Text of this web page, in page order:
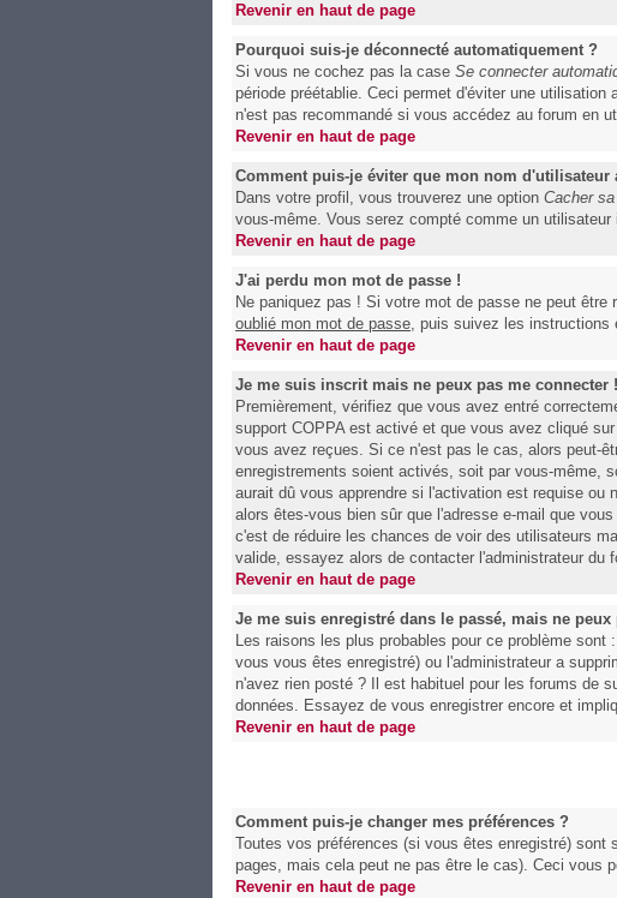
Revenir en haut de page
Pourquoi suis-je déconnecté automatiquement ?
Si vous ne cochez pas la case Se connecter
période préétablie. Ceci permet d'éviter une
n'est pas recommandé si vous accédez au forum en
Revenir en haut de page
Comment puis-je éviter que mon nom
Dans votre profil, vous trouverez une option Cacher
vous-même. Vous serez compté comme un utilisateur
Revenir en haut de page
J'ai perdu mon mot de passe !
Ne paniquez pas ! Si votre mot de passe ne peut
oublié mon mot de passe, puis suivez les instructions
Revenir en haut de page
Je me suis inscrit mais ne peux pas me connecter !
Premièrement, vérifiez que vous avez entré
support COPPA est activé et que vous avez cliqué
vous avez reçues. Si ce n'est pas le cas, alors peut-
enregistrements soient activés, soit par vous-même,
aurait dû vous apprendre si l'activation est requise
alors êtes-vous bien sûr que l'adresse e-mail que
c'est de réduire les chances de voir des utilisateurs
valide, essayez alors de contacter l'administrateur du
Revenir en haut de page
Je me suis enregistré dans le passé, mais ne
Les raisons les plus probables pour ce problème
vous vous êtes enregistré) ou l'administrateur a
n'avez rien posté ? Il est habituel pour les forums de
données. Essayez de vous enregistrer encore et
Revenir en haut de page
Comment puis-je changer mes préférences ?
Toutes vos préférences (si vous êtes enregistré)
pages, mais cela peut ne pas être le cas). Ceci vous
Revenir en haut de page